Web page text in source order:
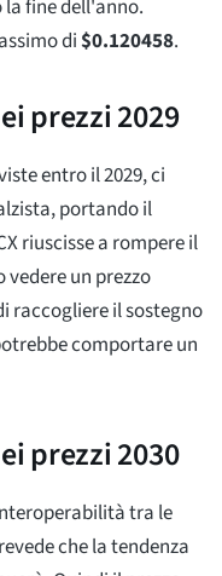
fine dell'anno.
di$0.120458.
prezzi 2029
entro il 2029, ci
portando il
riuscisse a rompere il
un prezzo
raccogliere il sostegno
comportare un
prezzi 2030
tra le
che la tendenza